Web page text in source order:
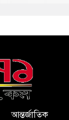
আন্তর্জাতিক